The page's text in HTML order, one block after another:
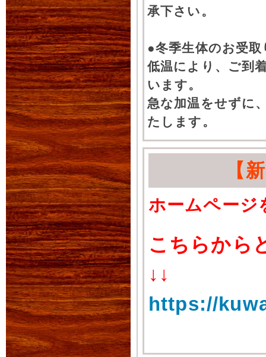
承下さい。
●冬季生体のお受
低温により、ご到
います。
急な加温をせずに
たします。
【
ホームページ
こちらから
↓↓
https://